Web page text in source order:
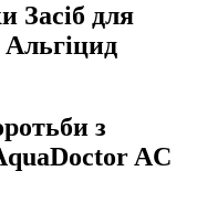
Засіб для
з
AC